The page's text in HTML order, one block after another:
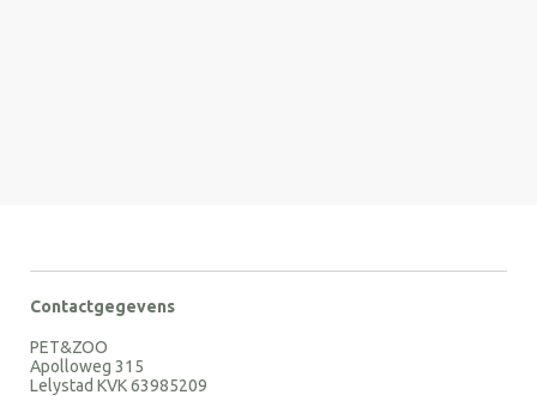
Contactgegevens
PET&ZOO
Apolloweg 315
Lelystad KVK 63985209